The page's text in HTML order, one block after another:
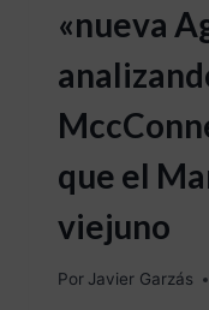
«nueva
que el
viejuno
Por Javier Garzás